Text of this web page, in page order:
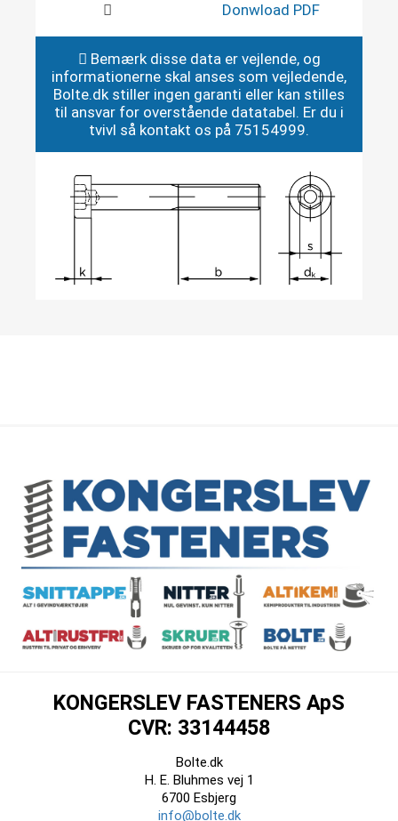
Donwload PDF
Bemærk disse data er vejlende, og
informationerne skal anses som vejledende,
Bolte.dk stiller ingen garanti eller kan stilles
til ansvar for overstående datatabel. Er du i
tvivl så kontakt os på 75154999.
KONGERSLEV FASTENERS ApS
CVR: 33144458
Bolte.dk
H. E. Bluhmes vej 1
6700 Esbjerg
info@bolte.dk